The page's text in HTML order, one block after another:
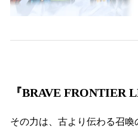
『BRAVE FRONTIER
その力は、古より伝わる召